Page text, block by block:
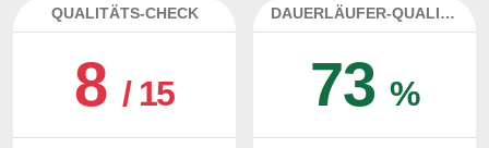
QUALITÄTS-CHECK
8/ 15
DAUERLÄUFER-QUALITÄTEN
73%